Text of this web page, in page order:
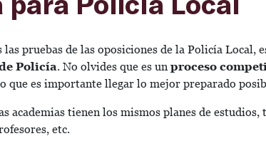
pruebas de las oposiciones de la Policía Local,
Policía. No olvides que es un proceso
que es importante llegar lo mejor preparado
academias tienen los mismos planes de
etc.